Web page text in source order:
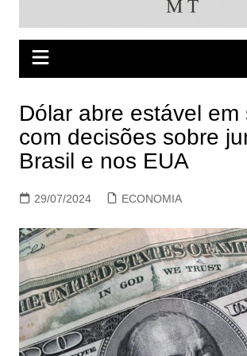
Dólar abre estável em
com decisões sobre
Brasil e nos EUA
29/07/2024 ECONOMIA